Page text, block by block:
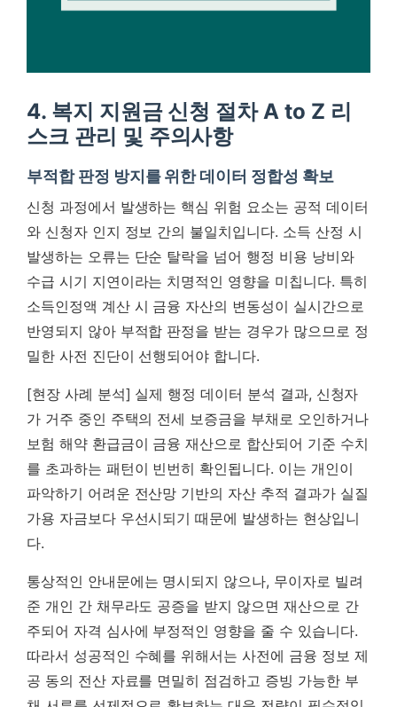
4. 복지 지원금 신청 절차 A to Z 리
스크 관리 및 주의사항
부적합 판정 방지를 위한 데이터 정합성 확보
신청 과정에서 발생하는 핵심 위험 요소는 공적 데이터
와 신청자 인지 정보 간의 불일치입니다. 소득 산정 시
발생하는 오류는 단순 탈락을 넘어 행정 비용 낭비와
수급 시기 지연이라는 치명적인 영향을 미칩니다. 특히
소득인정액 계산 시 금융 자산의 변동성이 실시간으로
반영되지 않아 부적합 판정을 받는 경우가 많으므로 정
밀한 사전 진단이 선행되어야 합니다.
[현장 사례 분석] 실제 행정 데이터 분석 결과, 신청자
가 거주 중인 주택의 전세 보증금을 부채로 오인하거나
보험 해약 환급금이 금융 재산으로 합산되어 기준 수치
를 초과하는 패턴이 빈번히 확인됩니다. 이는 개인이
파악하기 어려운 전산망 기반의 자산 추적 결과가 실질
가용 자금보다 우선시되기 때문에 발생하는 현상입니
다.
통상적인 안내문에는 명시되지 않으나, 무이자로 빌려
준 개인 간 채무라도 공증을 받지 않으면 재산으로 간
주되어 자격 심사에 부정적인 영향을 줄 수 있습니다.
따라서 성공적인 수혜를 위해서는 사전에 금융 정보 제
공 동의 전산 자료를 면밀히 점검하고 증빙 가능한 부